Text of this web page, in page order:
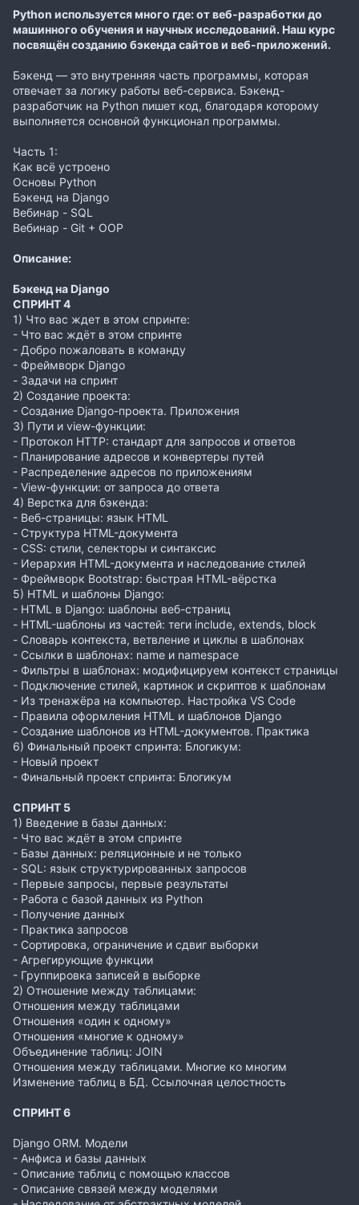
Python используется много где: от веб-разработки до
машинного обучения и научных исследований. Наш курс
посвящён созданию бэкенда сайтов и веб-приложений.
Бэкенд — это внутренняя часть программы, которая
отвечает за логику работы веб-сервиса. Бэкенд-
разработчик на Python пишет код, благодаря которому
выполняется основной функционал программы.
Часть 1:
Как всё устроено
Основы Python
Бэкенд на Django
Вебинар - SQL
Вебинар - Git + OOP
Описание:
Бэкенд на Django
СПРИНТ 4
1) Что вас ждет в этом спринте:
- Что вас ждёт в этом спринте
- Добро пожаловать в команду
- Фреймворк Django
- Задачи на спринт
2) Создание проекта:
- Создание Django-проекта. Приложения
3) Пути и view-функции:
- Протокол HTTP: стандарт для запросов и ответов
- Планирование адресов и конвертеры путей
- Распределение адресов по приложениям
- View-функции: от запроса до ответа
4) Верстка для бэкенда:
- Веб-страницы: язык HTML
- Структура HTML-документа
- CSS: стили, селекторы и синтаксис
- Иерархия HTML-документа и наследование стилей
- Фреймворк Bootstrap: быстрая HTML-вёрстка
5) HTML и шаблоны Django:
- HTML в Django: шаблоны веб-страниц
- HTML-шаблоны из частей: теги include, extends, block
- Словарь контекста, ветвление и циклы в шаблонах
- Ссылки в шаблонах: name и namespace
- Фильтры в шаблонах: модифицируем контекст страницы
- Подключение стилей, картинок и скриптов к шаблонам
- Из тренажёра на компьютер. Настройка VS Code
- Правила оформления HTML и шаблонов Django
- Создание шаблонов из HTML-документов. Практика
6) Финальный проект спринта: Блогикум:
- Новый проект
- Финальный проект спринта: Блогикум
СПРИНТ 5
1) Введение в базы данных:
- Что вас ждёт в этом спринте
- Базы данных: реляционные и не только
- SQL: язык структурированных запросов
- Первые запросы, первые результаты
- Работа с базой данных из Python
- Получение данных
- Практика запросов
- Сортировка, ограничение и сдвиг выборки
- Агрегирующие функции
- Группировка записей в выборке
2) Отношение между таблицами:
Отношения между таблицами
Отношения «один к одному»
Отношения «многие к одному»
Объединение таблиц: JOIN
Отношения между таблицами. Многие ко многим
Изменение таблиц в БД. Ссылочная целостность
СПРИНТ 6
Django ORM. Модели
- Анфиса и базы данных
- Описание таблиц с помощью классов
- Описание связей между моделями